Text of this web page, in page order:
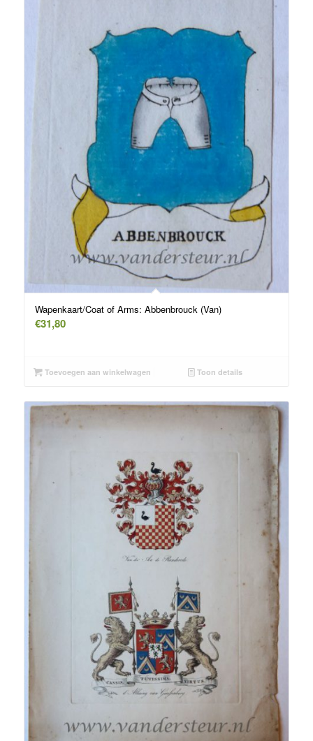
Wapenkaart/Coat of Arms: Abbenbrouck (Van)
€31,80
Toevoegen aan winkelwagen Toon details